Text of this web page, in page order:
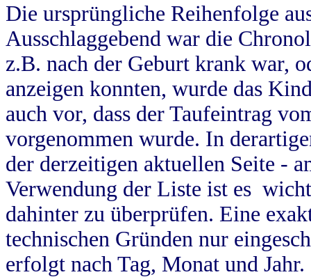
Die ursprüngliche Reihenfolge
Ausschlaggebend war die
z.B. nach der Geburt krank war,
anzeigen konnten, wurde das
auch vor, dass der Taufeintrag
vorgenommen wurde. In
der derzeitigen aktuellen Seite -
Verwendung der Liste ist es
dahinter zu überprüfen. Eine
technischen Gründen nur
erfolgt nach Tag, Monat und Jahr.